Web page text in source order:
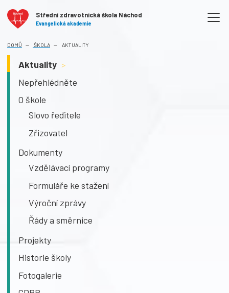
Střední zdravotnická škola Náchod
Evangelická akademie
DOMŮ ŠKOLA AKTUALITY
Aktuality >
Nepřehlédněte
O škole
Slovo ředitele
Zřizovatel
Dokumenty
Vzdělávací programy
Formuláře ke stažení
Výroční zprávy
Řády a směrnice
Projekty
Historie školy
Fotogalerie